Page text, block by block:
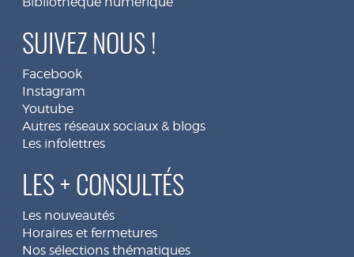
SUIVEZ NOUS !
Facebook
Instagram
Youtube
Autres réseaux sociaux & blogs
Les infolettres
LES + CONSULTÉS
Les nouveautés
Horaires et fermetures
Nos sélections thématiques